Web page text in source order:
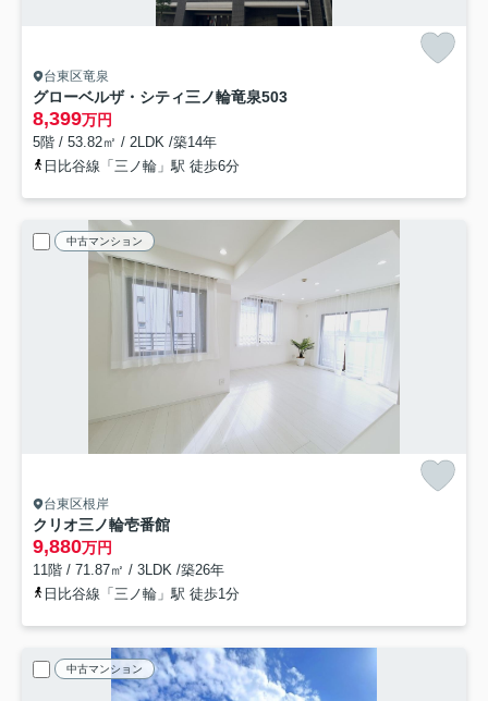
台東区竜泉
グローベルザ・シティ三ノ輪竜泉503
8,399万円
5階 / 53.82㎡ / 2LDK /築14年
日比谷線「三ノ輪」駅 徒歩6分
中古マンション
台東区根岸
クリオ三ノ輪壱番館
9,880万円
11階 / 71.87㎡ / 3LDK /築26年
日比谷線「三ノ輪」駅 徒歩1分
中古マンション